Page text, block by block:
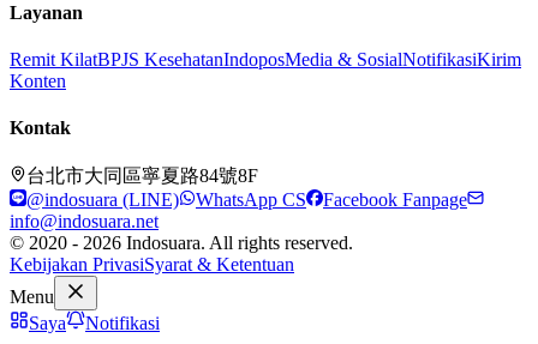
Layanan
Remit KilatBPJS KesehatanIndoposMedia & SosialNotifikasiKirim
Konten
Kontak
台北市大同區寧夏路84號8F
@indosuara (LINE)
WhatsApp CS
Facebook Fanpage
info@indosuara.net
© 2020 - 2026 Indosuara. All rights reserved.
Kebijakan PrivasiSyarat & Ketentuan
Menu
Saya
Notifikasi